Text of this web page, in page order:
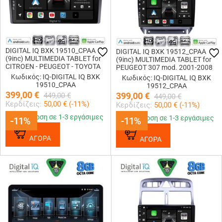
-11%
DIGITAL IQ BXK 19510_CPAA
(9inc) MULTIMEDIA TABLET for
CITROEN - PEUGEOT - TOYOTA
Κωδικός: IQ-DIGITAL IQ BXK
19510_CPAA
399,00€ 449,00 €
Κερδίζεις: 50,00 € (-11%)
-11%
Παράδοση σε 1-3 εργάσιμες
ΑΓΟΡΑ
-11%
DIGITAL IQ BXK 19512_CPAA
(9inc) MULTIMEDIA TABLET for
PEUGEOT 307 mod. 2001-2008
Κωδικός: IQ-DIGITAL IQ BXK
19512_CPAA
399,00€ 449,00 €
Κερδίζεις: 50,00 € (-11%)
-11%
Παράδοση σε 1-3 εργάσιμες
ΑΓΟΡΑ